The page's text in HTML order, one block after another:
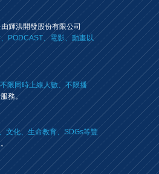
輝洪開發股份有限公司
PODCAST、電影、動畫以
限同時上線人數、不限播
務。
文化、生命教育、SDGs等豐